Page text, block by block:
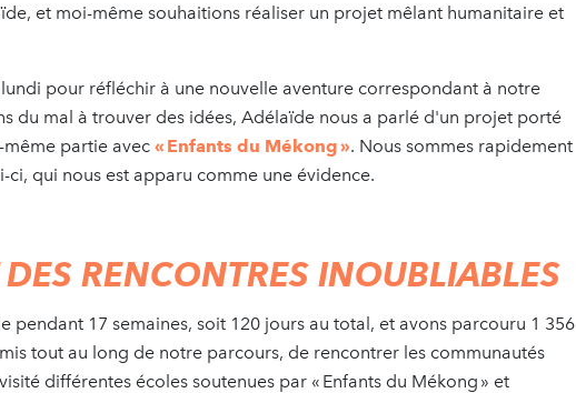
et moi-même souhaitions réaliser un projet mêlant humanitaire et
pour réfléchir à une nouvelle aventure correspondant à notre
du mal à trouver des idées, Adélaïde nous a parlé d'un projet porté
même partie avec « Enfants du Mékong ». Nous sommes rapidement
ci, qui nous est apparu comme une évidence.
RENCONTRES INOUBLIABLES
pendant 17 semaines, soit 120 jours au total, et avons parcouru 1 356
tout au long de notre parcours, de rencontrer les communautés
différentes écoles soutenues par « Enfants du Mékong » et